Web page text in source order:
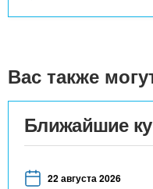
Вас также
Ближайшие
22 августа 2026